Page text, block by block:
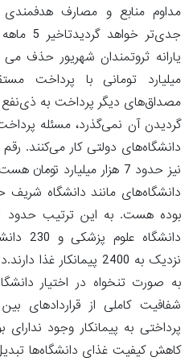
مداوم منابع و مصارف
جدی‌تر
میلیارد تومانی با پرداخت
مصداق‌های دیگر پرداخت به ذی‌نفع
گردیدن آن نمی‌گذرد، مسئله
دانشگاه‌های دولتی کار می‌کنند.
نیز حدود 7 هزار میلیارد
نزدیک به 2400 پیمانکار
به صورت تنخواه در اختیار
شفافیت کاملی از قراردادهای
پرداختی به پیمانکار وجود
کاهش کیفیت غذای دانشگاه‌ها تبدیل